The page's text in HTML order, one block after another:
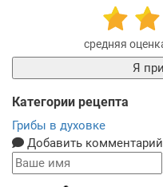
Я
Категории рецепта
Грибы в духовке
Добавить комментарий